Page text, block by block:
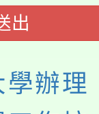
出
學辦理